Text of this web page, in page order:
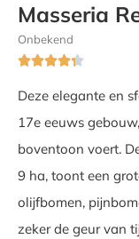
Masseria
Onbekend

Deze elegante en
17e eeuws
boventoon voert.
9 ha, toont een
olijfbomen,
zeker de geur van